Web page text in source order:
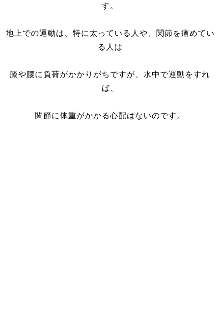
す。
地上での運動は、特に太っている人や、関節を痛めてい
る人は
膝や腰に負荷がかかりがちですが、水中で運動をすれ
ば、
関節に体重がかかる心配はないのです。